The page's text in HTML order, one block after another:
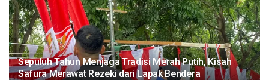
Sepuluh Tahun Menjaga Tradisi Merah Putih, Kisah
Safura Merawat Rezeki dari Lapak Bendera